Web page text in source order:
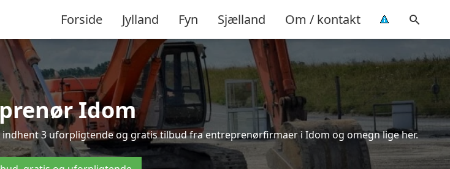
Forside Jylland Fyn Sjælland Om / kontakt
Idom
3 uforpligtende og gratis tilbud fra entreprenørfirmaer i Idom og omegn lige her.